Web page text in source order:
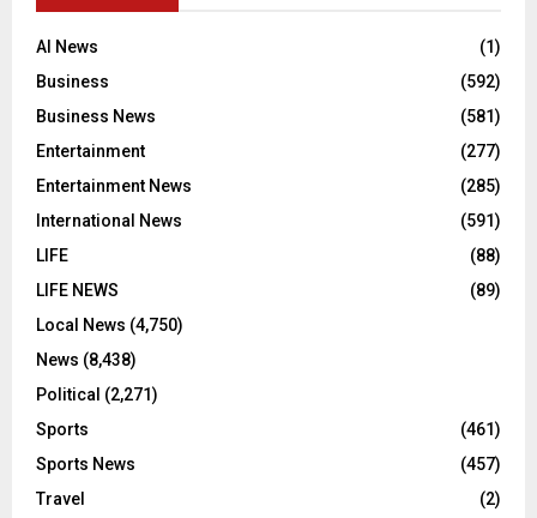
AI News
(1)
Business
(592)
Business News
(581)
Entertainment
(277)
Entertainment News
(285)
International News
(591)
LIFE
(88)
LIFE NEWS
(89)
Local News (4,750)
News (8,438)
Political (2,271)
Sports
(461)
Sports News
(457)
Travel
(2)